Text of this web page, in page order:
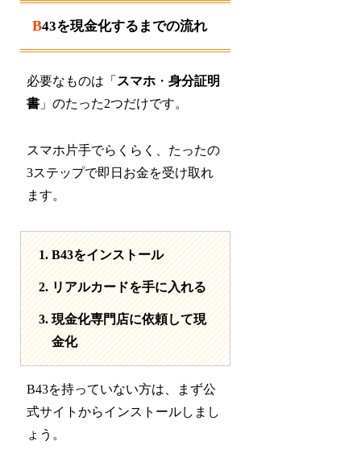
B43を現金化するまでの流れ
必要なものは「 スマホ・ 身分証明
書」のたった2つだけです。
スマホ片手でらくらく、たったの
3ステップで即日お金を受け取れ
ます。
B43をインストール
リアルカードを手に入れる
現金化専門店に依頼して現
金化
B43を持っていない方は、まず公
式サイトからインストールしまし
ょう。